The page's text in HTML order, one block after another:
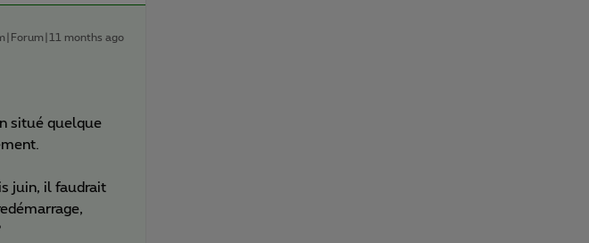
months ago
situé quelque
juin, il faudrait